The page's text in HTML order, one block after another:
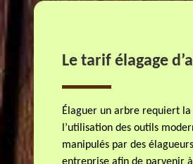
Le tarif élagage
Élaguer un arbre requiert
l’utilisation des outils
manipulés par des